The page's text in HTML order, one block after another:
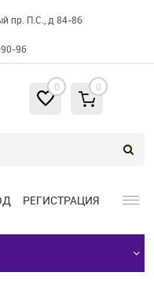
пр. П.С., д 84-86
96
0 0
РЕГИСТРАЦИЯ